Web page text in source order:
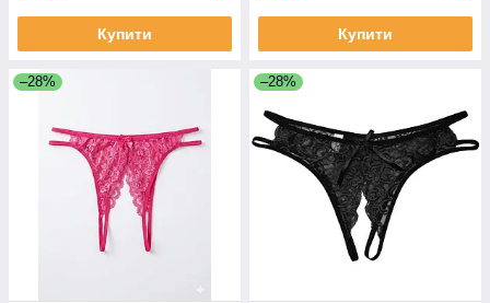
Купити Купити
–28% –28%